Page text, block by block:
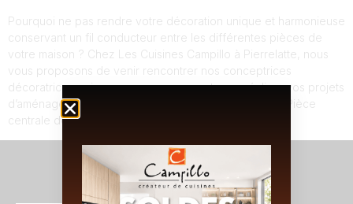
Pourquoi ne pas rendre votre décoration unique et harmonieuse
conservant un fil conducteur entre les différentes pièces de
votre maison ? Chez Les Cuisines Campillo à Pierrelatte, nous
vous proposons de venir rencontrer nos conceptrices
décoratrices qui vous accompagneront pour réaliser vos projets
d’aménagements et de décorations pour votre living. Pièce
centrale de votre habitation, votre […]